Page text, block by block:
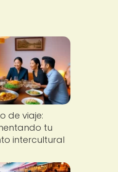
de viaje:
tu
intercultural